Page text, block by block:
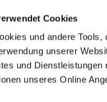
Cookies
und andere
unserer
und
unseres Online
Pferde bei
Substanzen
erwartet Hinkley
höchstens
eines
Schnell wird klar,
um den